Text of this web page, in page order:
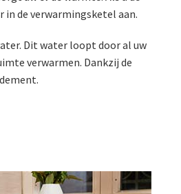
de verwarmingsketel aan.
Dit water loopt door al uw
verwarmen. Dankzij de